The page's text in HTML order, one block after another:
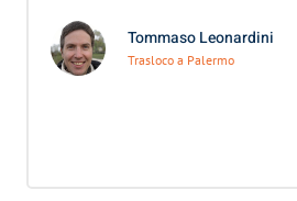
Tommaso Leonardini
Trasloco a Palermo